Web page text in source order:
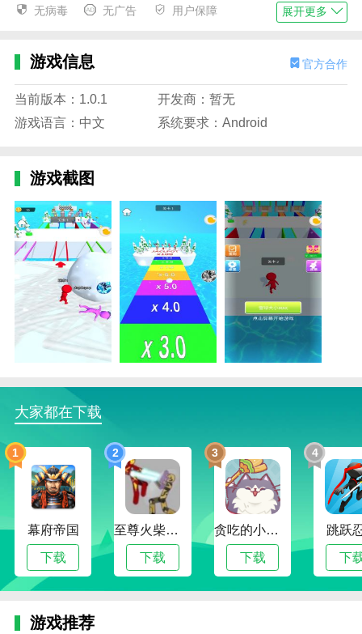
1。游戏采用卡通风格，色彩鲜艳，画质清晰；
围；
3。游戏中的角色都很可爱，包括雪球和人物。
4。游戏场景设置在一座雪山上，让玩家感受到冬天的
游戏功能
要求，玩家需要不断挑战自我；
2。游戏支持多人模式，玩家可以和朋友一起玩，增加
了游戏的趣味性；
3。游戏道具丰富，玩家可以通过购买道具提高游戏能
力；
4。这款游戏简单易用，适合所有年龄段的玩家。
1。通过控制雪球滚动，玩家吃掉比自己小的雪球，避
免被比自己大的雪球吃掉；
2。玩家可以收集金币购买道具，如加速器、减速器
等，提高游戏能力；
3。游戏分为多个关卡，每个关卡都有不同的任务要
求，玩家需要不断挑战自我；
4。游戏支持单人和多人模式，玩家可以和朋友一起
玩，增加了游戏的趣味性。
开心玩球是一款非常有趣的雪球游戏，可玩性和趣味性
无病毒 无广告 用户保障 展开更多
游戏信息 官方合作
当前版本：1.0.1
开发商：暂无
游戏语言：中文
系统要求：Android
游戏截图
大家都在下载
1
幕府帝国
下载
2
至尊火柴人战争
下载
3
贪吃的小松鼠
下载
4
跳跃
下
游戏推荐